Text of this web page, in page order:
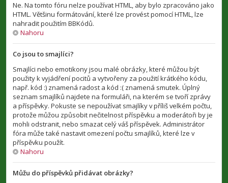
Ne. Na tomto fóru nelze používat HTML, aby bylo zpracováno jako
HTML. Většinu formátování, které lze provést pomocí HTML, lze
nahradit použitím BBKódů.
Nahoru
Co jsou to smajlíci?
Smajlíci nebo emotikony jsou malé obrázky, které můžou být
použity k vyjádření pocitů a vytvořeny za použití krátkého kódu,
např. kód :) znamená radost a kód :( znamená smutek. Úplný
seznam smajlíků najdete na formuláři, na kterém se tvoří zprávy
a příspěvky. Pokuste se nepoužívat smajlíky v příliš velkém počtu,
protože můžou způsobit nečitelnost příspěvku a moderátoři by je
mohli odstranit, nebo smazat celý váš příspěvek. Administrátor
fóra může také nastavit omezení počtu smajlíků, které lze v
příspěvku použít.
Nahoru
Můžu do příspěvků přidávat obrázky?